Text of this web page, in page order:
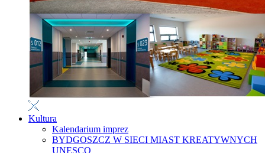
Kultura
Kalendarium imprez
BYDGOSZCZ W SIECI MIAST KREATYWNYCH
UNESCO